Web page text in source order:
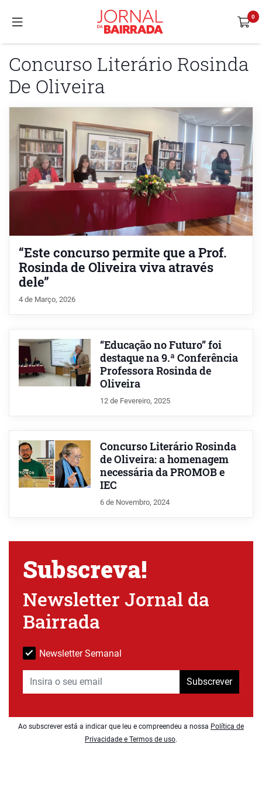
Concurso Literário Rosinda
De Oliveira
“Este concurso permite que a Prof.
Rosinda de Oliveira viva através
dele”
4 de Março, 2026
“Educação no Futuro” foi
destaque na 9.ª Conferência
Professora Rosinda de
Oliveira
12 de Fevereiro, 2025
Concurso Literário Rosinda
de Oliveira: a homenagem
necessária da PROMOB e
IEC
6 de Novembro, 2024
Subscreva!
Newsletter Jornal da
Bairrada
Newsletter Semanal
Subscrever
Ao subscrever está a indicar que leu e compreendeu a nossa Política de
Privacidade e Termos de uso.